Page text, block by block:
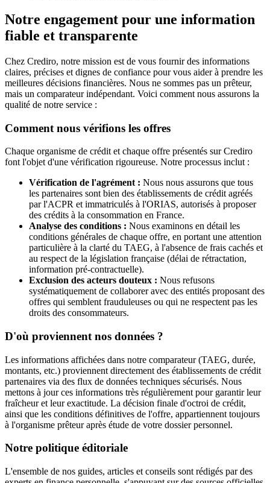
Notre engagement pour une information
fiable et transparente
Chez Crediro, notre mission est de vous fournir des informations
claires, précises et dignes de confiance pour vous aider à prendre les
meilleures décisions financières. Nous ne sommes pas un prêteur,
mais un comparateur indépendant. Voici comment nous assurons la
qualité de notre service :
Comment nous vérifions les offres
Chaque organisme de crédit et chaque offre présentés sur Crediro
font l'objet d'une vérification rigoureuse. Notre processus inclut :
Vérification de l'agrément : Nous nous assurons que tous
les partenaires sont bien des établissements de crédit agréés
par l'ACPR et immatriculés à l'ORIAS, autorisés à proposer
des crédits à la consommation en France.
Analyse des conditions : Nous examinons en détail les
conditions générales de chaque offre, en portant une attention
particulière à la clarté du TAEG, à l'absence de frais cachés et
au respect de la législation française (délai de rétractation,
information pré-contractuelle).
Exclusion des acteurs douteux : Nous refusons
systématiquement de collaborer avec des entités proposant des
offres qui semblent frauduleuses ou qui ne respectent pas les
droits des consommateurs.
D'où proviennent nos données ?
Les informations affichées dans notre comparateur (TAEG, durée,
montants, etc.) proviennent directement des établissements de crédit
partenaires via des flux de données techniques sécurisés. Nous
mettons à jour ces informations très régulièrement pour garantir leur
fraîcheur et leur exactitude. La décision finale d'octroi de crédit,
ainsi que les conditions définitives de l'offre, appartiennent toujours
à l'organisme prêteur après étude de votre dossier personnel.
Notre politique éditoriale
L'ensemble de nos guides, articles et conseils sont rédigés par des